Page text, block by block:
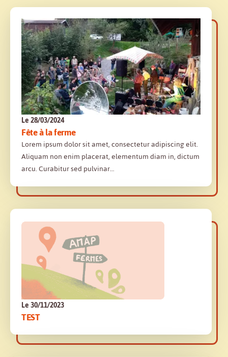
Le 28/03/2024
Fête à la ferme
Lorem ipsum dolor sit amet, consectetur adipiscing elit.
Aliquam non enim placerat, elementum diam in, dictum
arcu. Curabitur sed pulvinar…
Le 30/11/2023
TEST